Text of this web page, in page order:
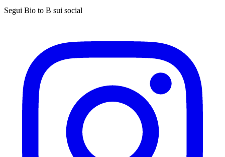
Segui Bio to B sui social